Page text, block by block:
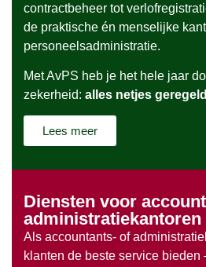
contractbeheer tot
de praktische én menselijke
personeelsadministratie.
Met AvPS heb je het hele jaar
zekerheid: alles netjes geregeld
Lees meer
Diensten voor
administratiekantoren
Als accountants- of
klanten de beste service